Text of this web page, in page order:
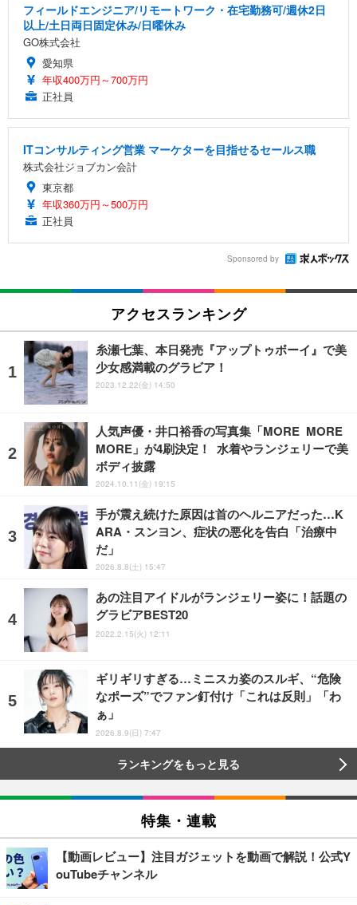
フィールドエンジニア/リモートワーク・在宅勤務可/週休2日
以上/土日両日固定休み/日曜休み
GO株式会社
愛知県
年収400万円～700万円
正社員
ITコンサルティング営業 マーケターを目指せるセールス職
株式会社ジョブカン会計
東京都
年収360万円～500万円
正社員
Sponsored by
アクセスランキング
糸瀬七葉、本日発売『アップトゥボーイ』で美
少女感満載のグラビア！
2023.12.22(金) 14:50
人気声優・井口裕香の写真集「MORE MORE
MORE」が4刷決定！ 水着やランジェリーで美
ボディ披露
2024.10.11(金) 19:15
手が震え続けた原因は首のヘルニアだった…K
ARA・スンヨン、症状の悪化を告白「治療中
だ」
2026.8.8(土) 15:47
あの注目アイドルがランジェリー姿に！話題の
グラビアBEST20
2022.2.15(火) 12:11
ギリギリすぎる…ミニスカ姿のスルギ、“危険
なポーズ”でファン釘付け「これは反則」「わ
ぁ」
2026.8.9(日) 7:47
ランキングをもっと見る
特集・連載
【動画レビュー】注目ガジェットを動画で解説！公式Y
ouTubeチャンネル